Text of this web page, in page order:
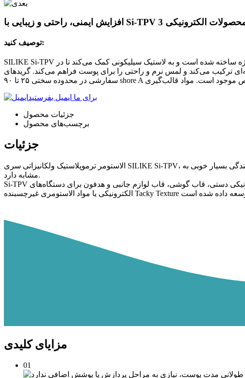
توصیف کنید:
SILIKE Si-TPV یک الاستومر سیلیکونی ترموپلاستیک ولکانیزه دینامیک است که با فناوری سازگار ویژه ساخته شده است و به لاستیک سیلیکونی کمک می‌کند تا در TPU به طور یکنواخت به صورت قطرات ۲ تا
ترکیب می‌کند و لمس نرم و راحتی را برای پوست فراهم می‌کند. گریدهای
برای ما ایمیل بفرستید
جزئیات محصول
برچسب‌های محصول
جزئیات
الاستومر ترموپلاستیک ولکانیزاتی سری SILIKE Si-TPV، یک الاستومر سیلیکونی ترموپلاستیک نرم و سازگار با پوست است که چسبندگی بسیار خوبی به PP، PE، PC، ABS، PC/ABS، PA6 و زیرلایه‌های قطبی
مشابه دارد.
Si-TPV نوعی الاستومرهای نرم و انعطاف‌پذیر است که برای قالب‌گیری لمسی ابریشمی روی لوازم الکترونیکی پوشیدنی، لوازم الکترونیکی دستی، قاب گوشی، قاب لوازم جانبی و هدفون برای دستگاه‌های
مزایای کلیدی
01